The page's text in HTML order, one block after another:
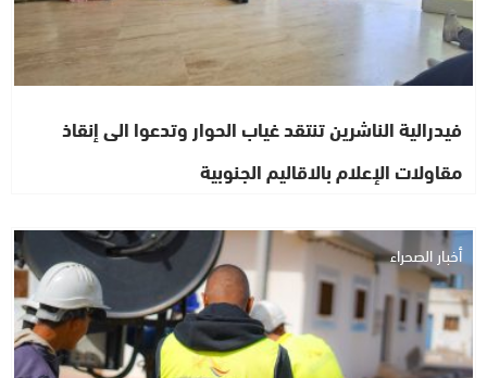
فيدرالية الناشرين تنتقد غياب الحوار وتدعوا الى إنقاذ
مقاولات الإعلام بالاقاليم الجنوبية
أخبار الصحراء